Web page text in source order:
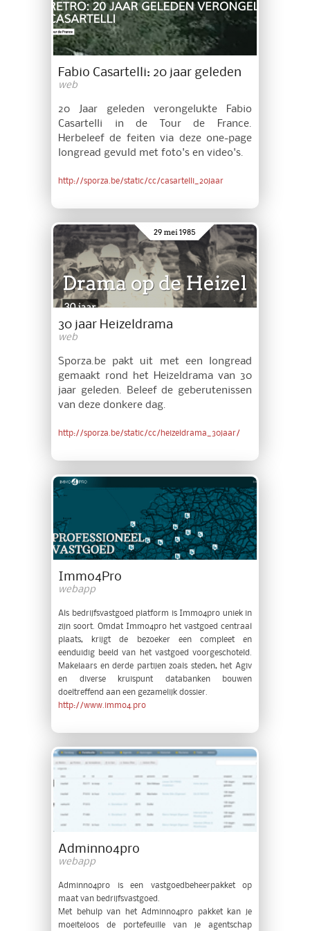
Fabio Casartelli: 20 jaar geleden
web
20 Jaar geleden verongelukte Fabio
Casartelli in de Tour de France.
Herbeleef de feiten via deze one-page
longread gevuld met foto's en video's.
http://sporza.be/static/cc/casartelli_20jaar
30 jaar Heizeldrama
web
Sporza.be pakt uit met een longread
gemaakt rond het Heizeldrama van 30
jaar geleden. Beleef de geberutenissen
van deze donkere dag.
http://sporza.be/static/cc/heizeldrama_30jaar/
Immo4Pro
webapp
Als bedrijfsvastgoed platform is Immo4pro uniek in
zijn soort. Omdat Immo4pro het vastgoed centraal
plaats, krijgt de bezoeker een compleet en
eenduidig beeld van het vastgoed voorgeschoteld.
Makelaars en derde partijen zoals steden, het Agiv
en diverse kruispunt databanken bouwen
doeltreffend aan een gezamelijk dossier.
http://www.immo4.pro
Adminno4pro
webapp
Adminno4pro is een vastgoedbeheerpakket op
maat van bedrijfsvastgoed.
Met behulp van het Adminno4pro pakket kan je
moeiteloos de portefeuille van je agentschap